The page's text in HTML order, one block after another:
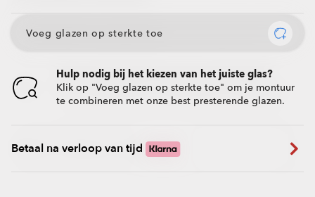
Voeg glazen op sterkte toe
Hulp nodig bij het kiezen van het juiste glas?
Klik op "Voeg glazen op sterkte toe" om je montuur
te combineren met onze best presterende glazen.
Betaal na verloop van tijd